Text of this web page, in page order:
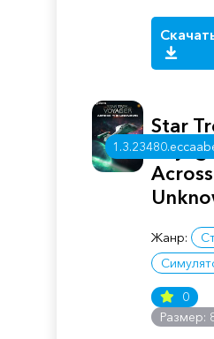
Star
Жанр:
0
Размер: